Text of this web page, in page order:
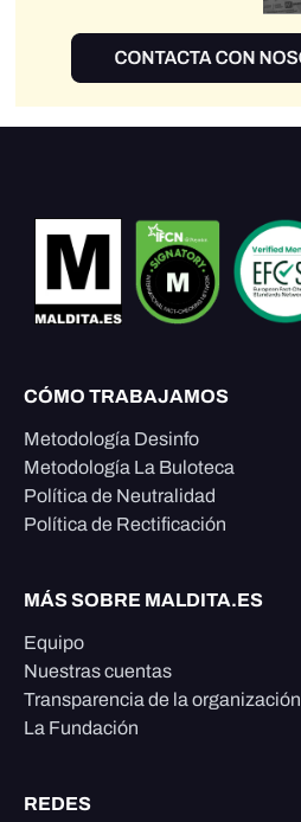
CÓMO TRABAJAMOS
Metodología Desinfo
Metodología La Buloteca
Política de Neutralidad
Política de Rectificación
MÁS SOBRE MALDITA.ES
Equipo
Nuestras cuentas
Transparencia de la organización
La Fundación
REDES